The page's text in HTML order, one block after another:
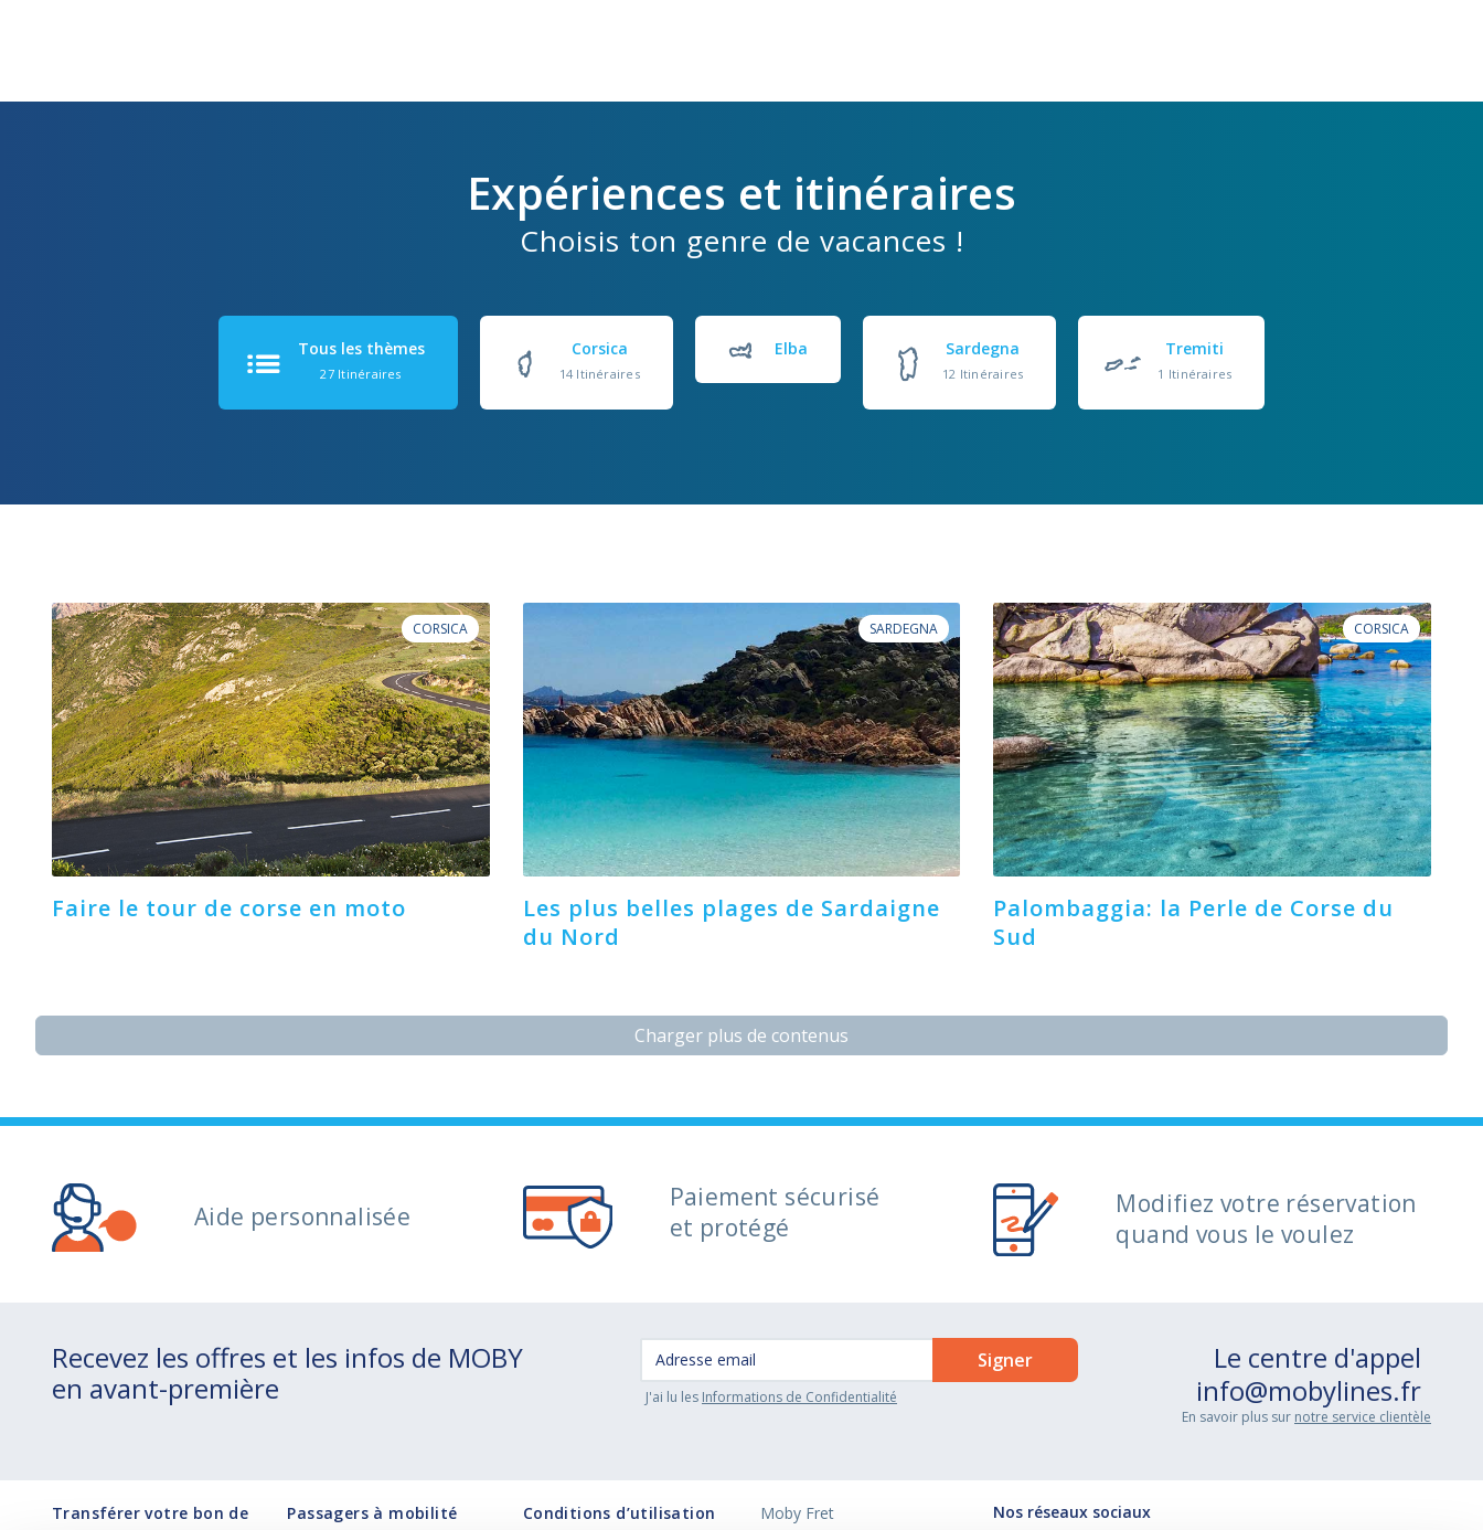
Expériences et itinéraires
Choisis ton genre de vacances !
Tous les thèmes
27 Itinéraires
Corsica
14 Itinéraires
Elba Sardegna
12 Itinéraires
Tremiti
1 Itinéraires
CORSICA
Faire le tour de corse en moto
SARDEGNA
Les plus belles plages de Sardaigne
du Nord
CORSICA
Palombaggia: la Perle de Corse du
Sud
Aide personnalisée
Paiement sécurisé
et protégé
Modifiez votre réservation
quand vous le voulez
Recevez les offres et les infos de MOBY
en avant-première
J'ai lu les Informations de Confidentialité
Le centre d'appel
info@mobylines.fr
En savoir plus sur notre service clientèle
Transférer votre bon de
Passagers à mobilité
Conditions d’utilisation
Moby Fret
Nos réseaux sociaux